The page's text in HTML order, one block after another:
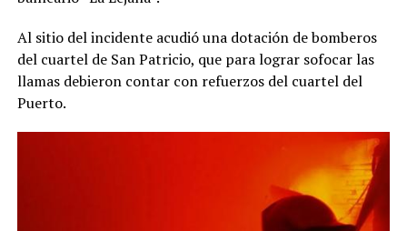
Al sitio del incidente acudió una dotación de bomberos
del cuartel de San Patricio, que para lograr sofocar las
llamas debieron contar con refuerzos del cuartel del
Puerto.